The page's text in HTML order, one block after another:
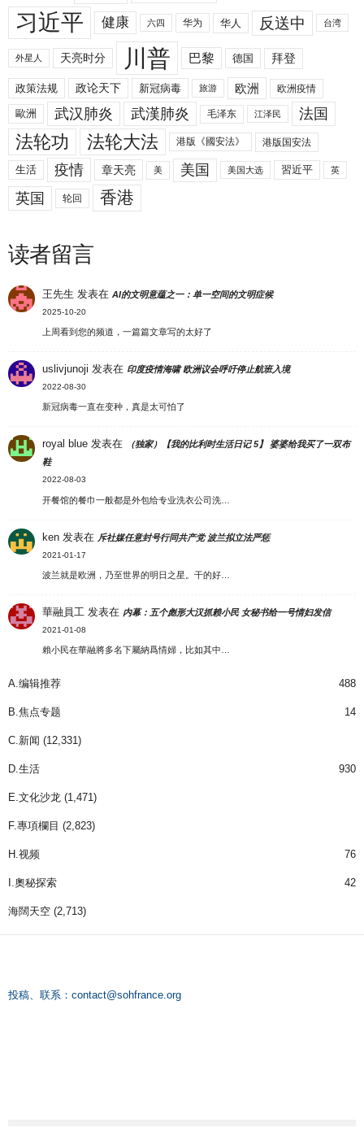
习近平 健康 六四 华为 华人 反送中 台湾
外星人 天亮时分 川普 巴黎 德国 拜登
政策法规 政论天下 新冠病毒 旅游 欧洲 欧洲疫情
歐洲 武汉肺炎 武漢肺炎 毛泽东 江泽民 法国
法轮功 法轮大法 港版《國安法》 港版国安法
生活 疫情 章天亮 美 美国 美国大选 習近平 英
英国 轮回 香港
读者留言
王先生 发表在AI的文明意蕴之一：单一空间的文明症候
2025-10-20
上周看到您的频道，一篇篇文章写的太好了
uslivjunoji 发表在 印度疫情海啸 欧洲议会呼吁停止航班入境
2022-08-30
新冠病毒一直在变种，真是太可怕了
royal blue 发表在
（独家）【我的比利时生活日记 5】 婆婆给我买了一双布
鞋
2022-08-03
开餐馆的餐巾一般都是外包给专业洗衣公司洗…
ken 发表在 斥社媒任意封号行同共产党 波兰拟立法严惩
2021-01-17
波兰就是欧洲，乃至世界的明日之星。干的好…
華融員工 发表在 内幕：五个彪形大汉抓赖小民 女秘书给一号情妇发信
2021-01-08
賴小民在華融將多名下屬納爲情婦，比如其中…
A.编辑推荐 488
B.焦点专题 14
C.新闻 (12,331)
D.生活 930
E.文化沙龙 (1,471)
F.專項欄目 (2,823)
H.视频 76
I.奧秘探索 42
海闊天空 (2,713)
投稿、联系： contact@sohfrance.org